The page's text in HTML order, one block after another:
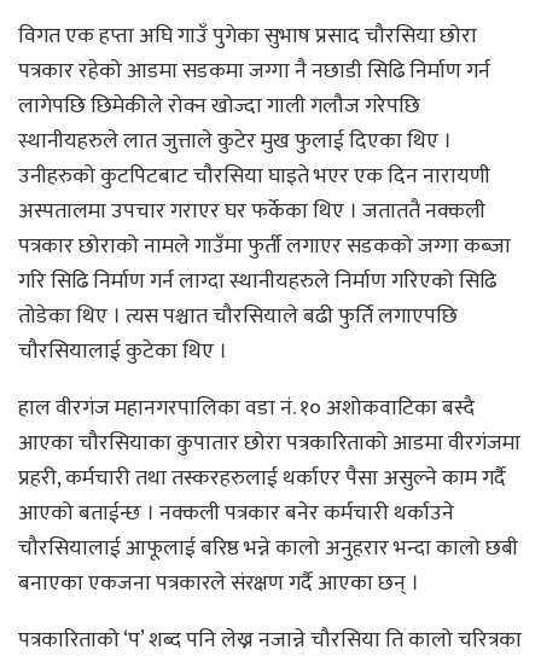
विगत एक हप्ता अघि गाउँ पुगेका सुभाष प्रसाद चौरसिया छोरा
पत्रकार रहेको आडमा सडकमा जग्गा नै नछाडी सिढि निर्माण गर्न
लागेपछि छिमेकीले रोक्न खोज्दा गाली गलौज गरेपछि
स्थानीयहरुले लात जुत्ताले कुटेर मुख फुलाई दिएका थिए ।
उनीहरुको कुटपिटबाट चौरसिया घाइते भएर एक दिन नारायणी
अस्पतालमा उपचार गराएर घर फर्केका थिए । जताततै नक्कली
पत्रकार छोराको नामले गाउँमा फुर्ती लगाएर सडकको जग्गा कब्जा
गरि सिढि निर्माण गर्न लाग्दा स्थानीयहरुले निर्माण गरिएको सिढि
तोडेका थिए । त्यस पश्चात चौरसियाले बढी फुर्ति लगाएपछि
चौरसियालाई कुटेका थिए ।
हाल वीरगंज महानगरपालिका वडा नं. १० अशोकवाटिका बस्दै
आएका चौरसियाका कुपातार छोरा पत्रकारिताको आडमा वीरगंजमा
प्रहरी, कर्मचारी तथा तस्करहरुलाई थर्काएर पैसा असुल्ने काम गर्दै
आएको बताईन्छ । नक्कली पत्रकार बनेर कर्मचारी थर्काउने
चौरसियालाई आफूलाई बरिष्ठ भन्ने कालो अनुहरार भन्दा कालो छबी
बनाएका एकजना पत्रकारले संरक्षण गर्दै आएका छन् ।
पत्रकारिताको ‘प’ शब्द पनि लेख्न नजान्ने चौरसिया ति कालो चरित्रका